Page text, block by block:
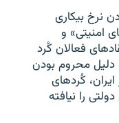
نرخ بیکاری
امنیتی» و
فعالان کُرد
محروم بودن
کُردهای
را نیافته